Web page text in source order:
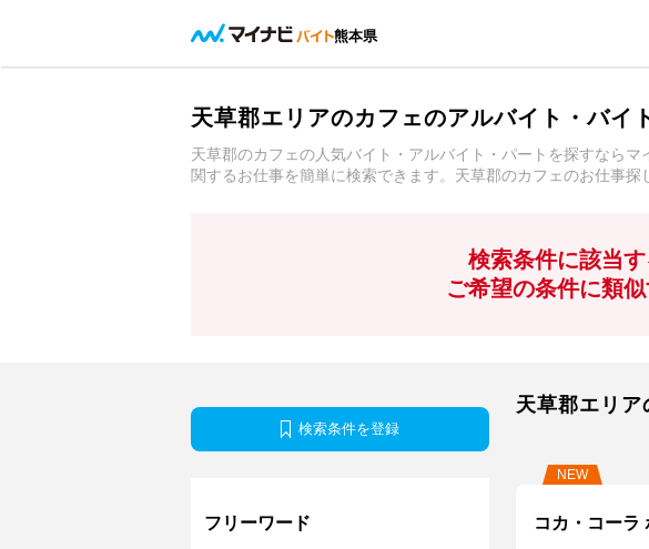
熊本県
天草郡エリアのカフェのアルバイト・バイ
天草郡のカフェの人気バイト・アルバイト・パートを探すなら
関するお仕事を簡単に検索できます。天草郡のカフェのお仕事探
検索条件に該当
ご希望の条件に類
検索条件を登録
フリーワード
天草郡エリ
NEW
コカ・コーラ